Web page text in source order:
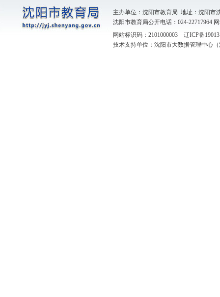
主办单位：沈阳市教育局 地址：沈阳
沈阳市教育局公开电话：024-22717964
网站标识码：2101000003 辽ICP备
技术支持单位：沈阳市大数据管理中心